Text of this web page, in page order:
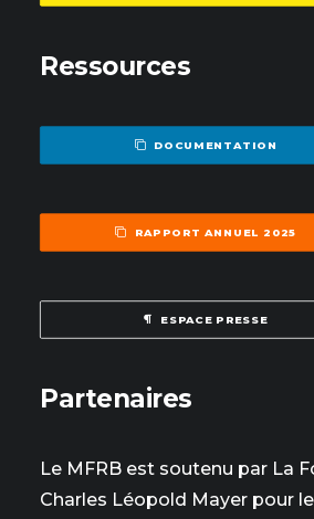
Ressources
DOCUMENTATION
RAPPORT ANNUEL 2025
ESPACE PRESSE
Partenaires
Le MFRB est soutenu par La
Charles Léopold Mayer pour